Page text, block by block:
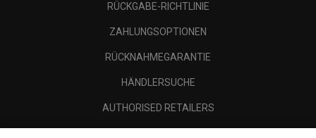
RÜCKGABE-RICHTLINIE
ZAHLUNGSOPTIONEN
RÜCKNAHMEGARANTIE
HÄNDLERSUCHE
AUTHORISED RETAILERS